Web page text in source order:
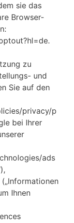
sie das
Browser-
zu
und
Sie auf den
privacy/p
bei Ihrer
ads
Ihnen